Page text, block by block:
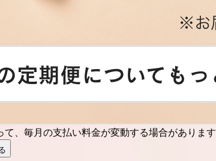
、毎月の支払い料金が変動する場合があります